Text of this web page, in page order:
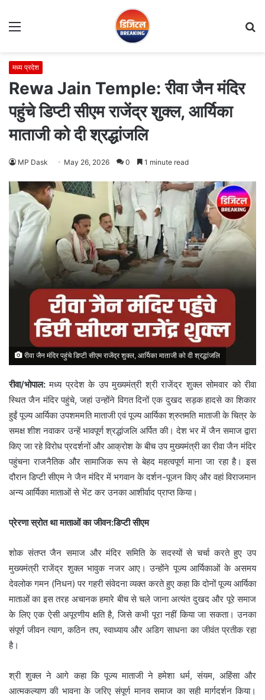
Menu
मध्य प्रदेश
Rewa Jain Temple: रीवा जैन मंदिर
पहुंचे डिप्टी सीएम राजेंद्र शुक्ल, आर्यिका
माताजी को दी श्रद्धांजलि
MP Dask May 26, 2026 0 1 minute read
रीवा जैन मंदिर पहुंचे डिप्टी सीएम राजेंद्र शुक्ल, आर्यिका माताजी को दी श्रद्धांजलि
रीवा/भोपाल: मध्य प्रदेश के उप मुख्यमंत्री श्री राजेंद्र शुक्ल सोमवार को रीवा
स्थित जैन मंदिर पहुंचे, जहां उन्होंने विगत दिनों एक दुखद सड़क हादसे का शिकार
हुईं पूज्य आर्यिका उपशममति माताजी एवं पूज्य आर्यिका श्रुतमति माताजी के चित्र के
समक्ष शीश नवाकर उन्हें भावपूर्ण श्रद्धांजलि अर्पित की। देश भर में जैन समाज द्वारा
किए जा रहे विरोध प्रदर्शनों और आक्रोश के बीच उप मुख्यमंत्री का रीवा जैन मंदिर
पहुंचना राजनैतिक और सामाजिक रूप से बेहद महत्वपूर्ण माना जा रहा है। इस
दौरान डिप्टी सीएम ने जैन मंदिर में भगवान के दर्शन-पूजन किए और वहां विराजमान
अन्य आर्यिका माताओं से भेंट कर उनका आशीर्वाद प्राप्त किया।
प्रेरणा स्रोत था माताओं का जीवन:डिप्टी सीएम
शोक संतप्त जैन समाज और मंदिर समिति के सदस्यों से चर्चा करते हुए उप
मुख्यमंत्री राजेंद्र शुक्ल भावुक नजर आए। उन्होंने पूज्य आर्यिकाओं के असमय
देवलोक गमन (निधन) पर गहरी संवेदना व्यक्त करते हुए कहा कि दोनों पूज्य आर्यिका
माताओं का इस तरह अचानक हमारे बीच से चले जाना अत्यंत दुखद और पूरे समाज
के लिए एक ऐसी अपूरणीय क्षति है, जिसे कभी पूरा नहीं किया जा सकता। उनका
संपूर्ण जीवन त्याग, कठिन तप, स्वाध्याय और अडिग साधना का जीवंत प्रतीक रहा
है।
श्री शुक्ल ने आगे कहा कि पूज्य माताजी ने हमेशा धर्म, संयम, अहिंसा और
आत्मकल्याण की भावना के जरिए संपूर्ण मानव समाज का सही मार्गदर्शन किया।